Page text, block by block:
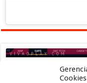
Cookies